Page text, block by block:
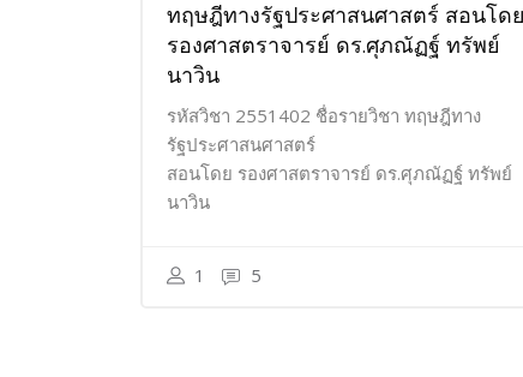
ทฤษฎีทางรัฐประศาสนศาสตร์ สอนโดย
รองศาสตราจารย์ ดร.ศุภณัฏฐ์ ทรัพย์
นาวิน
รหัสวิชา 2551402 ชื่อรายวิชา ทฤษฎีทาง
รัฐประศาสนศาสตร์
สอนโดย รองศาสตราจารย์ ดร.ศุภณัฏฐ์ ทรัพย์
นาวิน
1 5